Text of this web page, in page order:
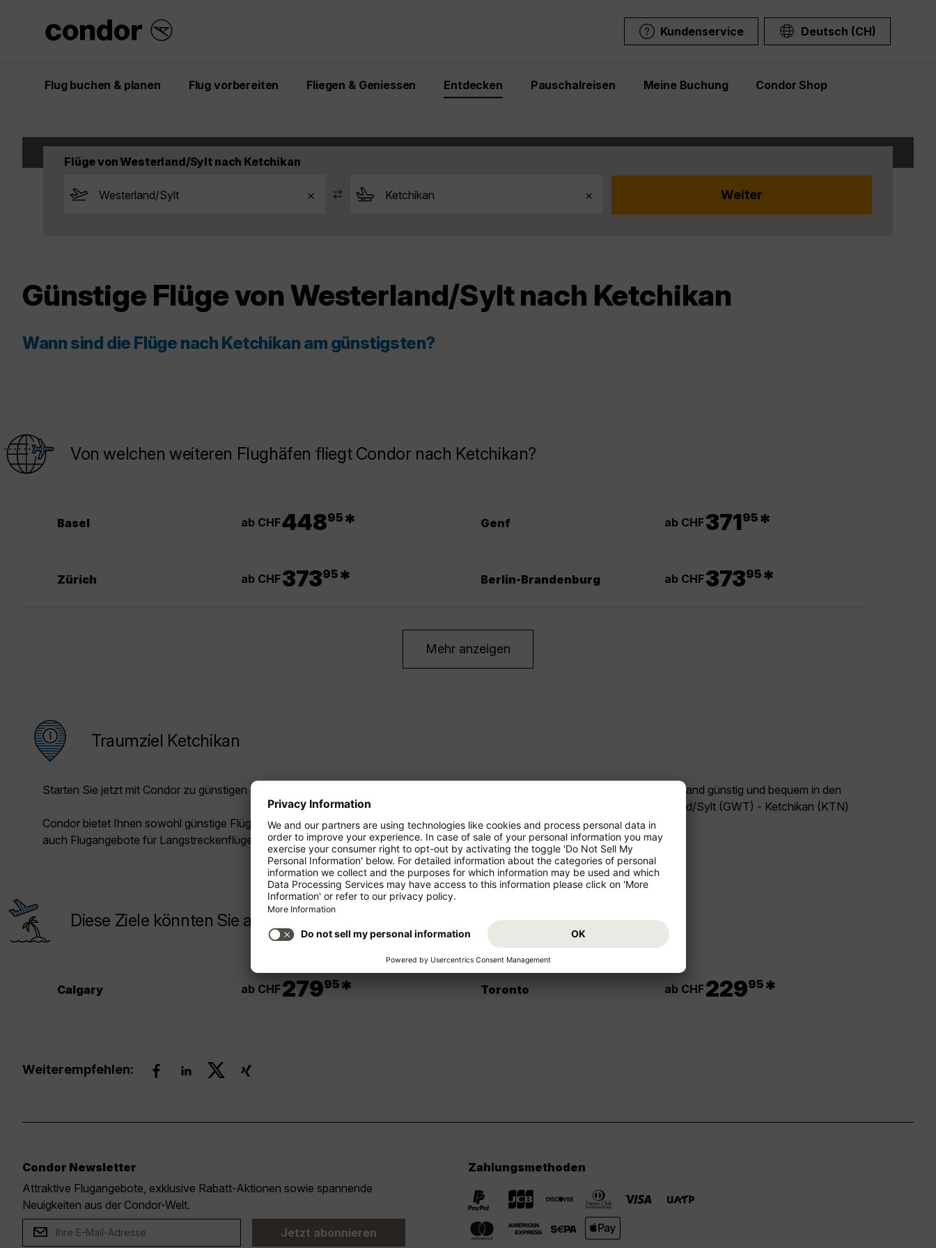
Kundenservice Deutsch (CH)
Flug buchen & planen Flug vorbereiten Fliegen & Geniessen Entdecken Pauschalreisen Meine Buchung Condor Shop
Flüge von Westerland/Sylt nach Ketchikan
Günstige Flüge von Westerland/Sylt nach Ketchikan
Wann sind die Flüge nach Ketchikan am günstigsten?
Von welchen weiteren Flughäfen fliegt Condor nach Ketchikan?
Basel ab CHF44895 * Genf ab CHF37195 *
Zürich ab CHF37395 * Berlin-Brandenburg ab CHF37395 *
Mehr anzeigen
Traumziel Ketchikan
Starten Sie jetzt mit Condor zu günstigen Preisen in Ihren Urlaub!
Condor bietet Ihnen sowohl günstige Flüge für die Kurz- und Mittelstrecke als
auch Flugangebote für Langstreckenflüge.
Starten Sie von Ihrem Abflugsland Deutschland günstig und bequem in den
Urlaub. Buchen Sie jetzt den Flug Westerland/Sylt (GWT) - Ketchikan (KTN)
und freuen Sie sich auf Ihr Reiseziel USA!
Diese Ziele könnten Sie auch interessieren
Calgary ab CHF279.
95 * Toronto ab CHF22995 *
Weiterempfehlen:
Condor Newsletter
Attraktive Flugangebote, exklusive Rabatt-Aktionen sowie spannende
Neuigkeiten aus der Condor-Welt.
Jetzt abonnieren
Zahlungsmethoden